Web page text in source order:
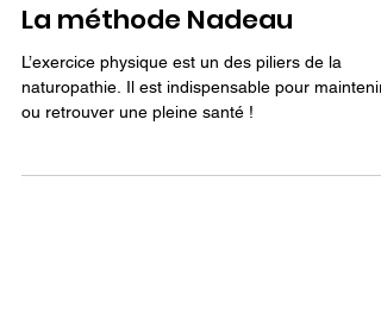
La méthode Nadeau
L’exercice physique est un des piliers de la
naturopathie. Il est indispensable pour maintenir
ou retrouver une pleine santé !